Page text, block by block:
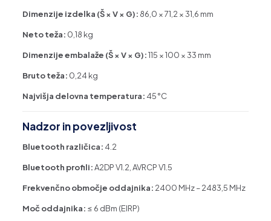
Dimenzije izdelka (Š × V × G): 86,0 × 71,2 × 31,6 mm
Neto teža: 0,18 kg
Dimenzije embalaže (Š × V × G):115 × 100 × 33 mm
Bruto teža: 0,24 kg
Najvišja delovna temperatura: 45 °C
Nadzor in povezljivost
Bluetooth različica: 4.2
Bluetooth profili:A2DP V1.2, AVRCP V1.5
Frekvenčno območje oddajnika: 2400 MHz – 2483,5 MHz
Moč oddajnika: ≤ 6 dBm (EIRP)